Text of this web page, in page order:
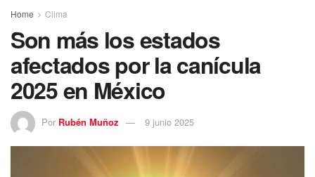
Home Clima
Son más los estados
afectados por la canícula
2025 en México
Por Rubén Muñoz 9 junio 2025